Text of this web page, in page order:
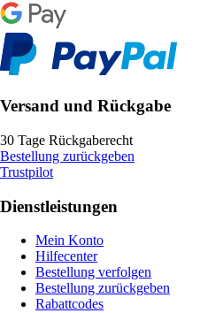
Versand und Rückgabe
30 Tage Rückgaberecht
Bestellung zurückgeben
Trustpilot
Dienstleistungen
Mein Konto
Hilfecenter
Bestellung verfolgen
Bestellung zurückgeben
Rabattcodes